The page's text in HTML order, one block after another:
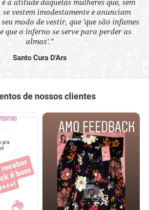
a atitude daquelas mulheres que, sem
vestem imodestamente e anunciam
modo de vestir, que 'que são infames
que o inferno se serve para perder as
almas'.”
Santo Cura D'Ars
de nossos clientes